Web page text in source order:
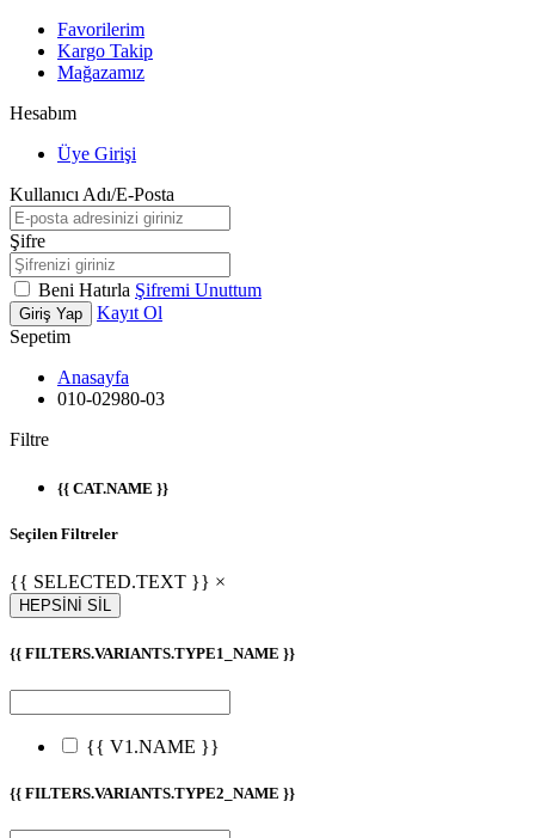
Favorilerim
Kargo Takip
Mağazamız
Hesabım
Üye Girişi
Kullanıcı Adı/E-Posta
Şifre
Beni Hatırla Şifremi Unuttum
Giriş Yap
Kayıt Ol
Sepetim
Anasayfa
010-02980-03
Filtre
{{ CAT.NAME }}
Seçilen Filtreler
{{ SELECTED.TEXT }} ×
HEPSİNİ SİL
{{ FILTERS.VARIANTS.TYPE1_NAME }}
{{ V1.NAME }}
{{ FILTERS.VARIANTS.TYPE2_NAME }}